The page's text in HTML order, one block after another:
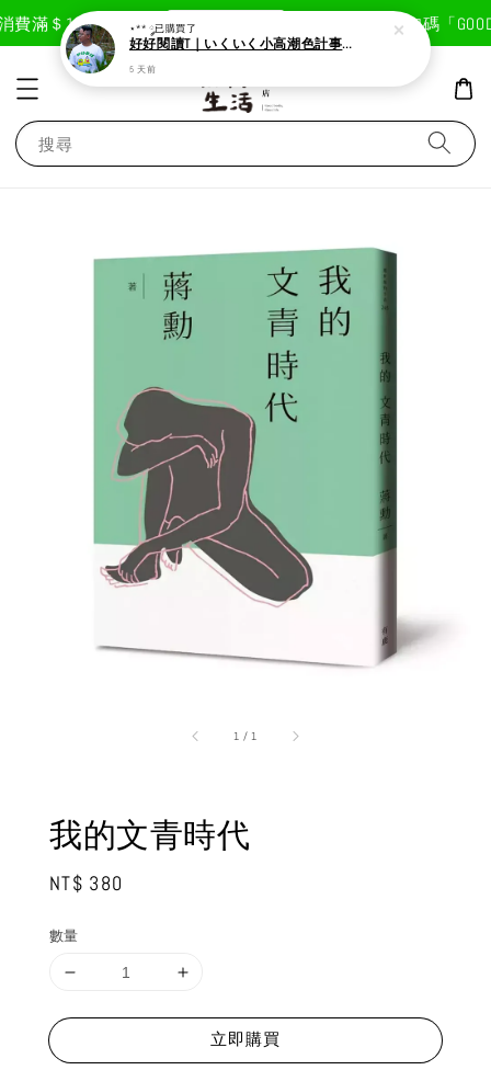
費滿＄1800免運費 現在去購物！ 首次註冊輸入折扣碼「
搜尋
1 / 1
我的文青時代
Regular
NT$ 380
數量
立即購買
⋆** ༘已購買了
好好閱讀T｜いくいく小高潮色計事務所X好好生活書店聯名款
5 天前